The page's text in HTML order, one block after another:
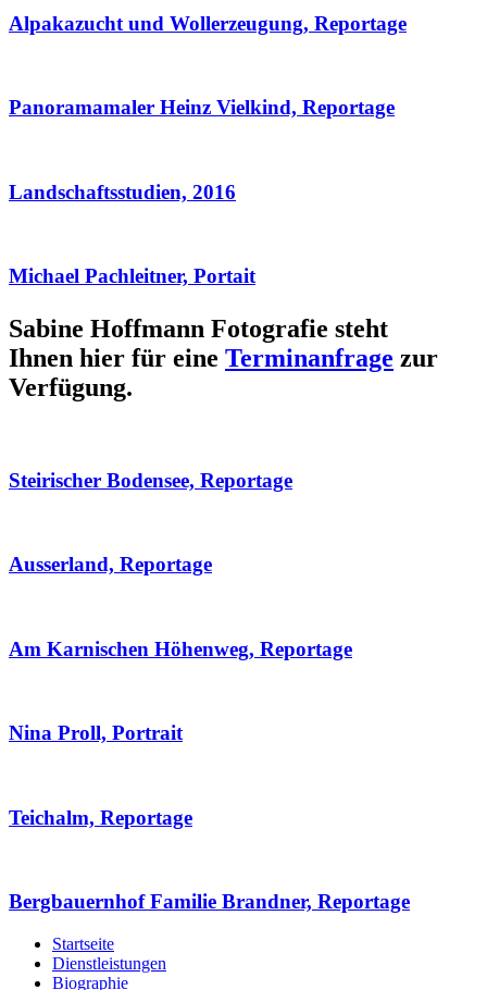
Alpakazucht und Wollerzeugung, Reportage
Panoramamaler Heinz Vielkind, Reportage
Landschaftsstudien, 2016
Michael Pachleitner, Portait
Sabine Hoffmann Fotografie steht
Ihnen hier für eine Terminanfrage zur
Verfügung.
Steirischer Bodensee, Reportage
Ausserland, Reportage
Am Karnischen Höhenweg, Reportage
Nina Proll, Portrait
Teichalm, Reportage
Bergbauernhof Familie Brandner, Reportage
Startseite
Dienstleistungen
Biographie